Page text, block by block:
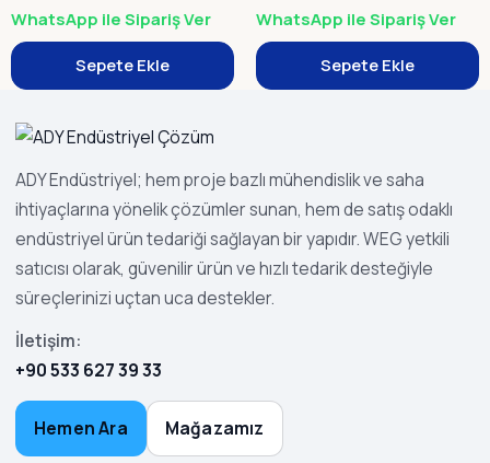
WhatsApp ile Sipariş Ver
Sepete Ekle
WhatsApp ile Sipariş Ver
Sepete Ekle
ADY Endüstriyel; hem proje bazlı mühendislik ve saha
ihtiyaçlarına yönelik çözümler sunan, hem de satış odaklı
endüstriyel ürün tedariği sağlayan bir yapıdır. WEG yetkili
satıcısı olarak, güvenilir ürün ve hızlı tedarik desteğiyle
süreçlerinizi uçtan uca destekler.
İletişim:
+90 533 627 39 33
Hemen Ara Mağazamız